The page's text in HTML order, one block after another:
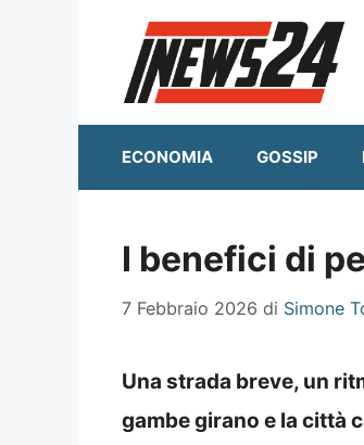
ECONOMIA GOSSIP
I benefici di
7 Febbraio 2026 di Simone
Una strada breve, un
gambe girano e la città